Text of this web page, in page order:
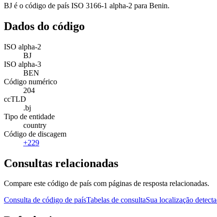
BJ é o código de país ISO 3166-1 alpha-2 para Benin.
Dados do código
ISO alpha-2
BJ
ISO alpha-3
BEN
Código numérico
204
ccTLD
.bj
Tipo de entidade
country
Código de discagem
+229
Consultas relacionadas
Compare este código de país com páginas de resposta relacionadas.
Consulta de código de paísTabelas de consultaSua localização